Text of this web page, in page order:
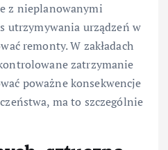
z nieplanowanymi
utrzymywania urządzeń w
remonty. W zakładach
zatrzymanie
poważne konsekwencje
ma to szczególnie